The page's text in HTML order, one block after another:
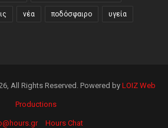
νέα ποδόσφαιρο υγεία
All Rights Reserved. Powered by LOIZ Web
Productions
Hours Chat